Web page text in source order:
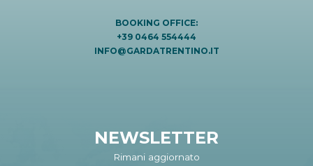
BOOKING OFFICE:
+39 0464 554444
INFO@GARDATRENTINO.IT
NEWSLETTER
Rimani aggiornato